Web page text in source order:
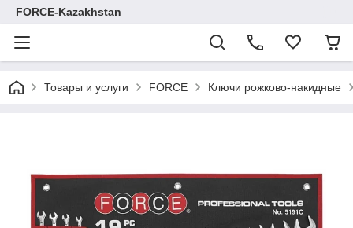
FORCE-Kazakhstan
Товары и услуги FORCE Ключи рожково-накидные